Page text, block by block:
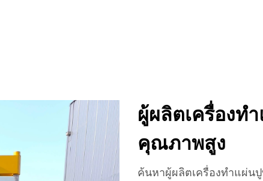
ผู้ผลิตเครื่องท
คุณภาพสูง
ค้นหาผู้ผลิตเครื่องทำแผ่น